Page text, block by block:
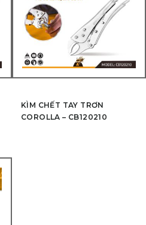
KÌM CHẾT TAY TRƠN
COROLLA – CB120210